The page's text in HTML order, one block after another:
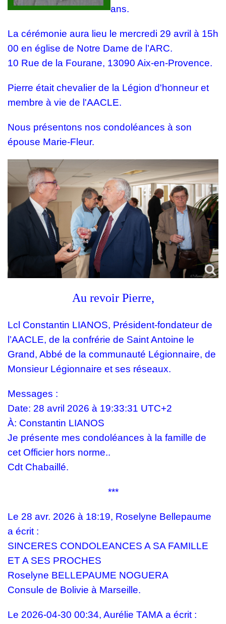
ans.
La cérémonie aura lieu le mercredi 29 avril à 15h
00 en église de Notre Dame de l’ARC.
10 Rue de la Fourane, 13090 Aix-en-Provence.
Pierre était chevalier de la Légion d'honneur et
membre à vie de l'AACLE.
Nous présentons nos condoléances à son
épouse Marie-Fleur.
Au revoir Pierre,
Lcl Constantin LIANOS, Président-fondateur de
l’AACLE, de la confrérie de Saint Antoine le
Grand, Abbé de la communauté Légionnaire, de
Monsieur Légionnaire et ses réseaux.
Messages :
Date: 28 avril 2026 à 19:33:31 UTC+2
À: Constantin LIANOS
Je présente mes condoléances à la famille de
cet Officier hors norme..
Cdt Chabaillé.
***
Le 28 avr. 2026 à 18:19, Roselyne Bellepaume
a écrit :
SINCERES CONDOLEANCES A SA FAMILLE
ET A SES PROCHES
Roselyne BELLEPAUME NOGUERA
Consule de Bolivie à Marseille.
Le 2026-04-30 00:34, Aurélie TAMA a écrit :